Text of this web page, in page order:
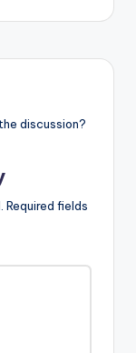
discussion?
Required fields